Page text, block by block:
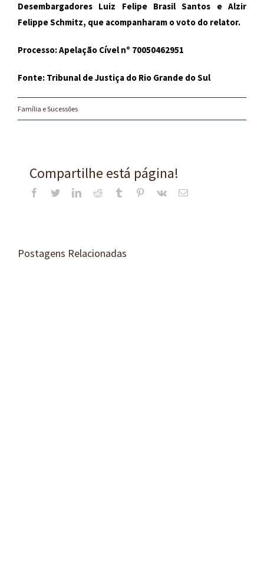
Desembargadores Luiz Felipe Brasil Santos e Alzir
Felippe Schmitz, que acompanharam o voto do relator.
Processo: Apelação Cível nº 70050462951
Fonte: Tribunal de Justiça do Rio Grande do Sul
Família e Sucessões
Compartilhe está página!
Facebook
TwitterLinkedInReddit Tumblr Pinterest
Vk
E-
Postagens Relacionadas